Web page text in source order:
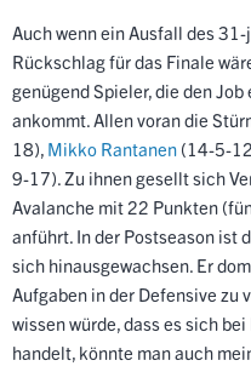
Auch wenn ein Ausfall des
Rückschlag für das Finale
genügend Spieler, die den
ankommt. Allen voran die
18), Mikko Rantanen (14-5-
9-17). Zu ihnen gesellt sich
Avalanche mit 22 Punkten
anführt. In der Postseason ist
sich hinausgewachsen. Er
Aufgaben in der Defensive zu
wissen würde, dass es sich
handelt, könnte man auch